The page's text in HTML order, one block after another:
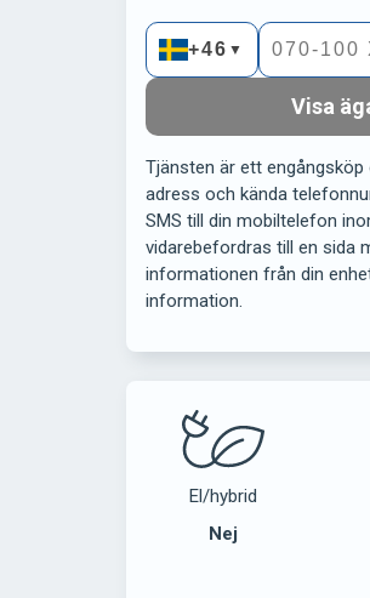
+46 ▼
Visa
Tjänsten är ett
adress och kända
SMS till din mobiltelefon
vidarebefordras till en sida
informationen från din
information.
El/hybrid
Nej